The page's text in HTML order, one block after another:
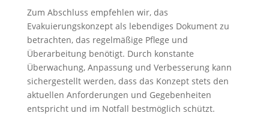
Zum Abschluss empfehlen wir, das
Evakuierungskonzept als lebendiges Dokument zu
betrachten, das regelmäßige Pflege und
Überarbeitung benötigt. Durch konstante
Überwachung, Anpassung und Verbesserung kann
sichergestellt werden, dass das Konzept stets den
aktuellen Anforderungen und Gegebenheiten
entspricht und im Notfall bestmöglich schützt.